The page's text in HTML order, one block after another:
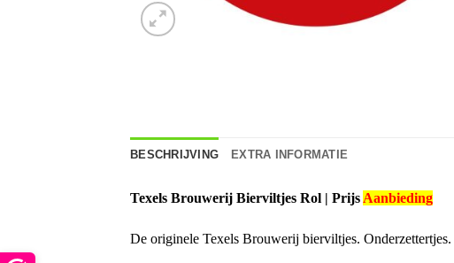
BESCHRIJVING EXTRA INFORMATIE
Texels Brouwerij Bierviltjes Rol | Prijs Aanbieding
De originele Texels Brouwerij bierviltjes. Onderzettertjes.